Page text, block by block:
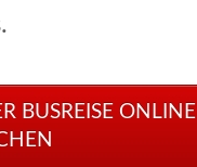
BUSREISE ONLINE